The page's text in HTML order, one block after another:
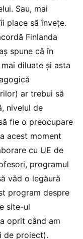
Sau, mai
place să învețe.
Finlanda
spune că în
diluate și asta
ar trebui să
nivelul de
fie o preocupare
acest moment
cu UE de
programul
văd o legăură
program despre
site-ul
oprit când am
de proiect).